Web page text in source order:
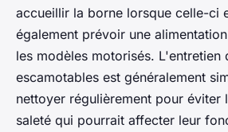
accueillir la borne lorsque celle-ci
également prévoir une
les modèles motorisés. L'entretien
escamotables est généralement
nettoyer régulièrement pour éviter
saleté qui pourrait affecter leur